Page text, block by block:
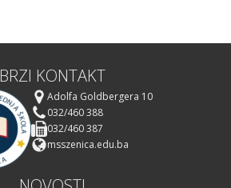
BRZI KONTAKT
Adolfa Goldbergera 10
032/460 388
032/460 387
msszenica.edu.ba